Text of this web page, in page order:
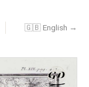
🇬🇧 English →